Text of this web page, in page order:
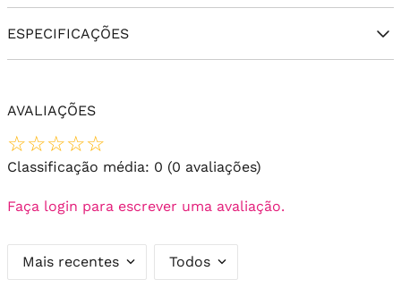
ESPECIFICAÇÕES
AVALIAÇÕES
☆☆☆☆☆
Classificação média: 0 (0 avaliações)
Faça login para escrever uma avaliação.
Mais recentes Todos